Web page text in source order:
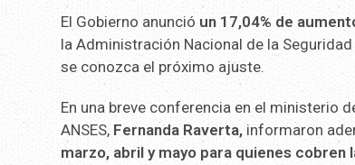
El Gobierno anunció un 17,04% de
la Administración Nacional de la Seguridad
se conozca el próximo ajuste.
En una breve conferencia en el ministerio
ANSES, Fernanda Raverta, informaron
marzo, abril y mayo para quienes